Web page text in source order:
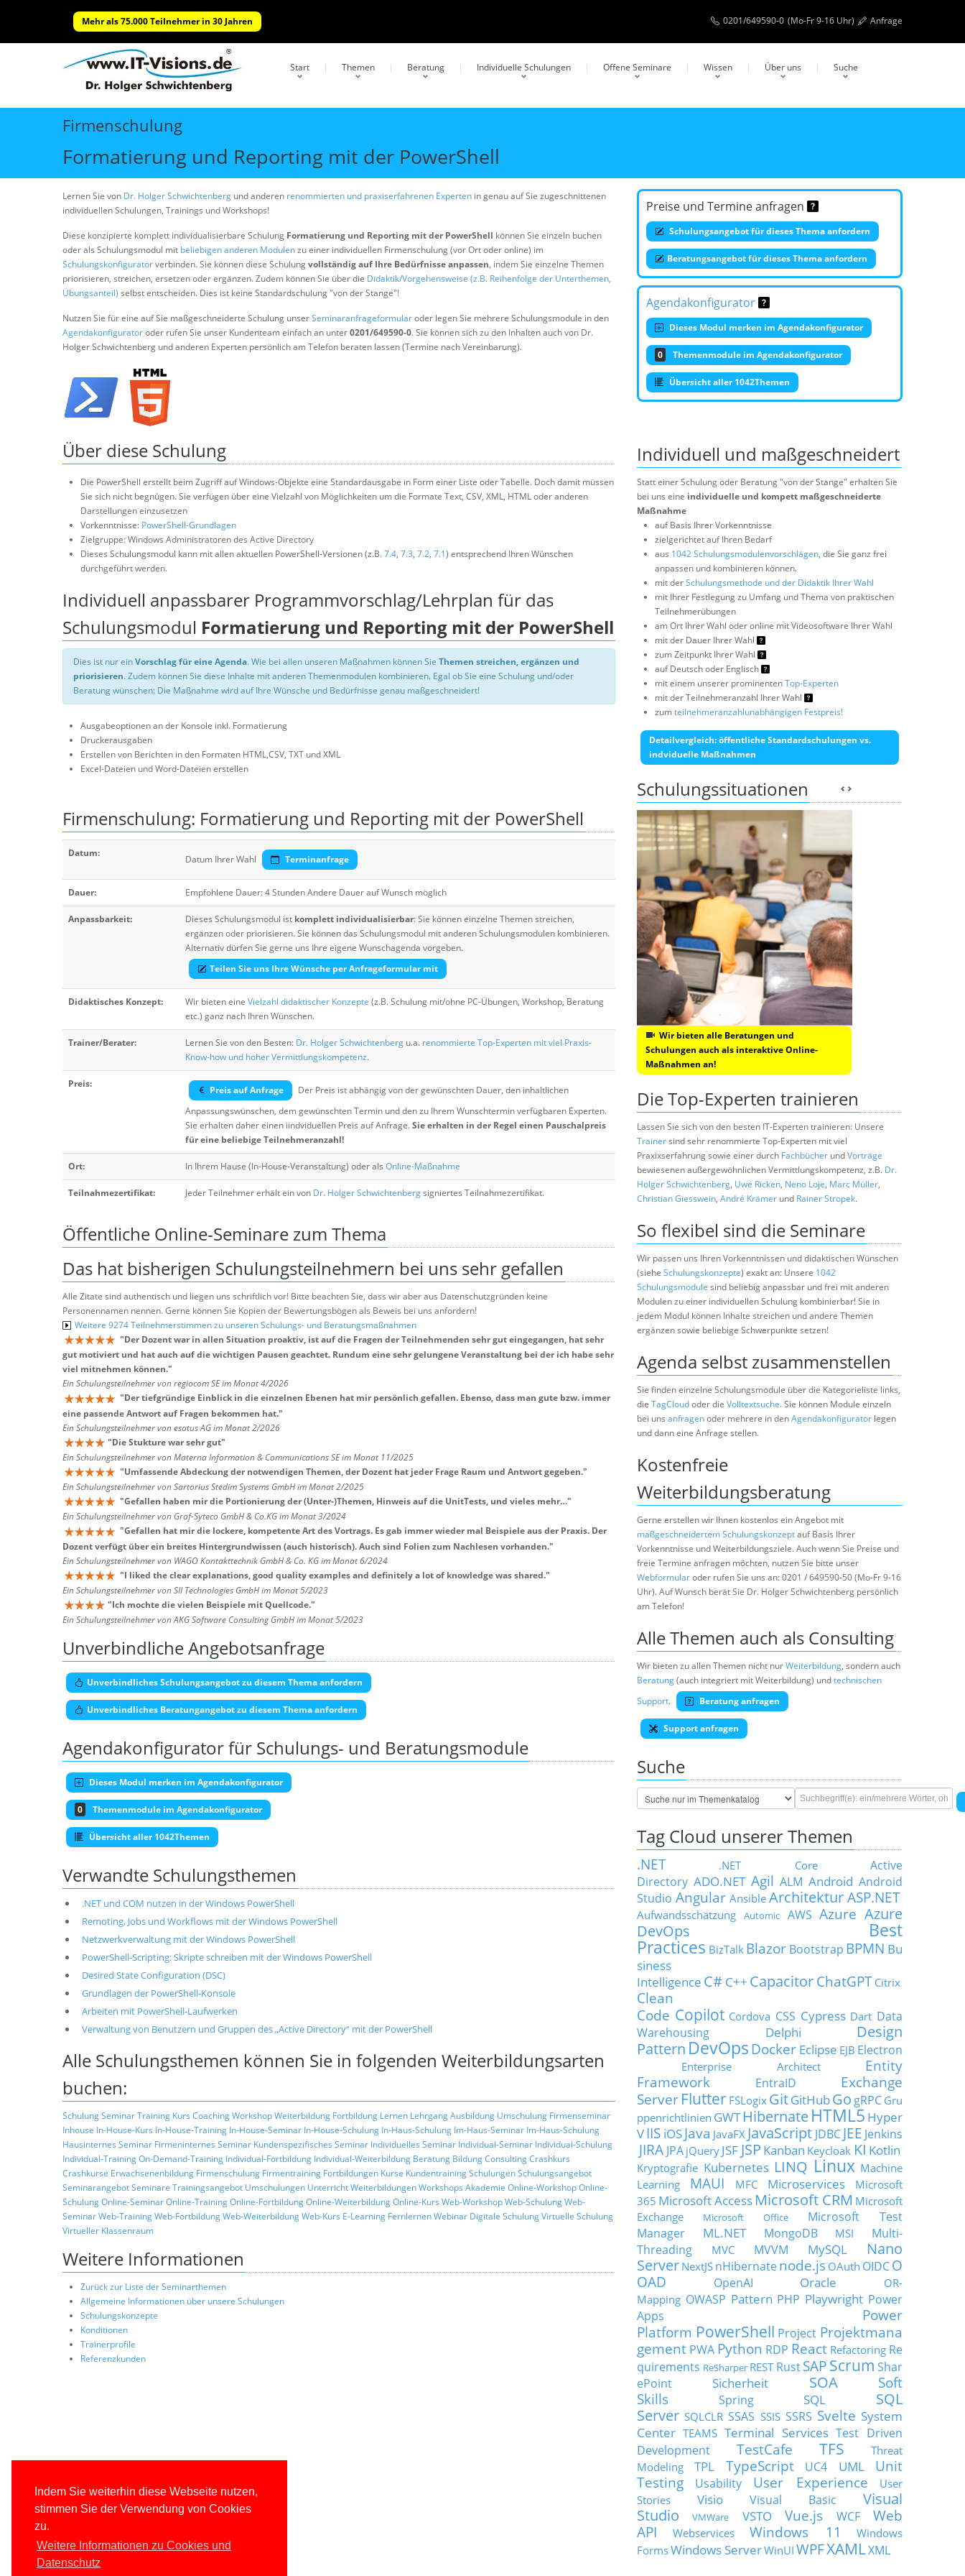
Indem Sie weiterhin diese Webseite nutzen,
stimmen Sie der Verwendung von Cookies
zu.
Weitere Informationen zu Cookies und
Datenschutz
Mehr als 75.000 Teilnehmer in 30 Jahren 0201/649590-0 (Mo-Fr 9-16 Uhr) Anfrage
Start Themen Beratung Individuelle Schulungen Offene Seminare Wissen Über uns Suche
Firmenschulung
Formatierung und Reporting mit der PowerShell
Lernen Sie von Dr. Holger Schwichtenberg und anderen renommierten und praxiserfahrenen Experten in genau auf Sie zugeschnittenen
individuellen Schulungen, Trainings und Workshops!
Diese konzipierte komplett individualisierbare Schulung Formatierung und Reporting mit der PowerShell können Sie einzeln buchen
oder als Schulungsmodul mit beliebigen anderen Modulenzu einer individuellen Firmenschulung (vor Ort oder online) im
Schulungskonfiguratorverbinden. Sie können diese Schulungvollständig auf Ihre Bedürfnisse anpassen, indem Sie einzelne Themen
priorisieren, streichen, ersetzen oder ergänzen. Zudem können Sie über die Didaktik/Vorgehensweise (z.B. Reihenfolge der Unterthemen,
Übungsanteil) selbst entscheiden. Dies ist keine Standardschulung "von der Stange"!
Nutzen Sie für eine auf Sie maßgeschneiderte Schulung unserSeminaranfrageformularoder legen Sie mehrere Schulungsmodule in den
Agendakonfiguratoroder rufen Sie unser Kundenteam einfach an unter0201/649590-0. Sie können sich zu den Inhalten auch von Dr.
Holger Schwichtenberg und anderen Experten persönlich am Telefon beraten lassen (Termine nach Vereinbarung).
Preise und Termine anfragen
Schulungsangebot für dieses Thema anfordern
Beratungsangebot für dieses Thema anfordern
Agendakonfigurator
Dieses Modul merken im Agendakonfigurator
0 Themenmodule im Agendakonfigurator
Übersicht aller 1042Themen
Über diese Schulung
Die PowerShell erstellt beim Zugriff auf Windows-Objekte eine Standardausgabe in Form einer Liste oder Tabelle. Doch damit müssen
Sie sich nicht begnügen. Sie verfügen über eine Vielzahl von Möglichkeiten um die Formate Text, CSV, XML, HTML oder anderen
Darstellungen einzusetzen
Vorkenntnisse: PowerShell-Grundlagen
Zielgruppe: Windows Administratoren des Active Directory
Dieses Schulungsmodul kann mit allen aktuellen PowerShell-Versionen (z.B.7.4, 7.3, 7.2, 7.1) entsprechend Ihren Wünschen
durchgeführt werden.
Individuell anpassbarer Programmvorschlag/Lehrplan für das
Schulungsmodul Formatierung und Reporting mit der PowerShell
Dies ist nur einVorschlag für eine Agenda. Wie bei allen unseren Maßnahmen können Sie Themen streichen, ergänzen und
priorisieren. Zudem können Sie diese Inhalte mit anderen Themenmodulen kombinieren. Egal ob Sie eine Schulung und/oder
Beratung wünschen: Die Maßnahme wird auf Ihre Wünsche und Bedürfnisse genau maßgeschneidert!
Ausgabeoptionen an der Konsole inkl. Formatierung
Druckerausgaben
Erstellen von Berichten in den Formaten HTML,CSV, TXT und XML
Excel-Dateien und Word-Dateien erstellen
Firmenschulung: Formatierung und Reporting mit der PowerShell
Datum:
Datum Ihrer Wahl Terminanfrage
Dauer: Empfohlene Dauer: 4 Stunden Andere Dauer auf Wunsch möglich
Anpassbarkeit: Dieses Schulungsmodul ist komplett individualisierbar: Sie können einzelne Themen streichen,
ergänzen oder priorisieren. Sie können das Schulungsmodul mit anderen Schulungsmodulen kombinieren.
Alternativ dürfen Sie gerne uns Ihre eigene Wunschagenda vorgeben.
Teilen Sie uns Ihre Wünsche per Anfrageformular mit
Didaktisches Konzept: Wir bieten eine Vielzahl didaktischer Konzepte (z.B. Schulung mit/ohne PC-Übungen, Workshop, Beratung
etc.) ganz nach Ihren Wünschen.
Trainer/Berater: Lernen Sie von den Besten: Dr. Holger Schwichtenberg u.a. renommierte Top-Experten mit viel Praxis-
Know-how und hoher Vermittlungskompetenz.
Preis:
Preis auf Anfrage
Der Preis ist abhängig von der gewünschten Dauer, den inhaltlichen
Anpassungswünschen, dem gewünschten Termin und den zu Ihrem Wunschtermin verfügbaren Experten.
Sie erhalten daher einen iindviduellen Preis auf Anfrage.Sie erhalten in der Regel einen Pauschalpreis
für eine beliebige Teilnehmeranzahl!
Ort: In Ihrem Hause (In-House-Veranstaltung) oder als Online-Maßnahme
Teilnahmezertifikat: Jeder Teilnehmer erhält ein von Dr. Holger Schwichtenbergsigniertes Teilnahmezertifikat.
Öffentliche Online-Seminare zum Thema
Das hat bisherigen Schulungsteilnehmern bei uns sehr gefallen
Alle Zitate sind authentisch und liegen uns schriftlich vor! Bitte beachten Sie, dass wir aber aus Datenschutzgründen keine
Personennamen nennen. Gerne können Sie Kopien der Bewertungsbögen als Beweis bei uns anfordern!
Weitere 9274 Teilnehmerstimmen zu unseren Schulungs- und Beratungsmaßnahmen
"Der Dozent war in allen Situation proaktiv, ist auf die Fragen der Teilnehmenden sehr gut eingegangen, hat sehr
gut motiviert und hat auch auf die wichtigen Pausen geachtet. Rundum eine sehr gelungene Veranstaltung bei der ich habe sehr
viel mitnehmen können."
Ein Schulungsteilnehmer von regiocom SE im Monat 4/2026
"Der tiefgründige Einblick in die einzelnen Ebenen hat mir persönlich gefallen. Ebenso, dass man gute bzw. immer
eine passende Antwort auf Fragen bekommen hat."
Ein Schulungsteilnehmer von esatus AG im Monat 2/2026
"Die Stukture war sehr gut"
Ein Schulungsteilnehmer von Materna Information & Communications SE im Monat 11/2025
"Umfassende Abdeckung der notwendigen Themen, der Dozent hat jeder Frage Raum und Antwort gegeben."
Ein Schulungsteilnehmer von Sartorius Stedim Systems GmbH im Monat 2/2025
"Gefallen haben mir die Portionierung der (Unter-)Themen, Hinweis auf die UnitTests, und vieles mehr…"
Ein Schulungsteilnehmer von Graf-Syteco GmbH & Co.KG im Monat 3/2024
"Gefallen hat mir die lockere, kompetente Art des Vortrags. Es gab immer wieder mal Beispiele aus der Praxis. Der
Dozent verfügt über ein breites Hintergrundwissen (auch historisch). Auch sind Folien zum Nachlesen vorhanden."
Ein Schulungsteilnehmer von WAGO Kontakttechnik GmbH & Co. KG im Monat 6/2024
"I liked the clear explanations, good quality examples and definitely a lot of knowledge was shared."
Ein Schulungsteilnehmer von SII Technologies GmbH im Monat 5/2023
"Ich mochte die vielen Beispiele mit Quellcode."
Ein Schulungsteilnehmer von AKG Software Consulting GmbH im Monat 5/2023
Unverbindliche Angebotsanfrage
Unverbindliches Schulungsangebot zu diesem Thema anfordern
Unverbindliches Beratungangebot zu diesem Thema anfordern
Agendakonfigurator für Schulungs- und Beratungsmodule
Dieses Modul merken im Agendakonfigurator
0 Themenmodule im Agendakonfigurator
Übersicht aller 1042Themen
Verwandte Schulungsthemen
.NET und COM nutzen in der Windows PowerShell
Remoting, Jobs und Workflows mit der Windows PowerShell
Netzwerkverwaltung mit der Windows PowerShell
PowerShell-Scripting: Skripte schreiben mit der Windows PowerShell
Desired State Configuration (DSC)
Grundlagen der PowerShell-Konsole
Arbeiten mit PowerShell-Laufwerken
Verwaltung von Benutzern und Gruppen des „Active Directory“ mit der PowerShell
Alle Schulungsthemen können Sie in folgenden Weiterbildungsarten
buchen:
SchulungSeminarTraining Kurs CoachingWorkshopWeiterbildung Fortbildung Lernen LehrgangAusbildung Umschulung Firmenseminar
Inhouse In-House-Kurs In-House-Training In-House-Seminar In-House-Schulung In-Haus-Schulung Im-Haus-Seminar Im-Haus-Schulung
Hausinternes Seminar Firmeninternes Seminar Kundenspezifisches Seminar Individuelles Seminar Individual-Seminar Individual-Schulung
Individual-TrainingOn-Demand-Training Individual-Fortbildung Individual-Weiterbildung Beratung BildungConsultingCrashkurs
Crashkurse Erwachsenenbildung Firmenschulung Firmentraining Fortbildungen Kurse KundentrainingSchulungenSchulungsangebot
SeminarangebotSeminare Trainingsangebot Umschulungen UnterrichtWeiterbildungenWorkshops Akademie Online-WorkshopOnline-
SchulungOnline-SeminarOnline-TrainingOnline-FortbildungOnline-WeiterbildungOnline-Kurs Web-WorkshopWeb-SchulungWeb-
SeminarWeb-TrainingWeb-FortbildungWeb-WeiterbildungWeb-Kurs E-Learning FernlernenWebinar Digitale SchulungVirtuelle Schulung
Virtueller Klassenraum
Weitere Informationen
Zurück zur Liste der Seminarthemen
Allgemeine Informationen über unsere Schulungen
Schulungskonzepte
Konditionen
Trainerprofile
Referenzkunden
Individuell und maßgeschneidert
Statt einer Schulung oder Beratung "von der Stange" erhalten Sie
bei uns eine individuelle und kompett maßgeschneiderte
Maßnahme
auf Basis Ihrer Vorkenntnisse
zielgerichtet auf Ihren Bedarf
aus 1042 Schulungsmodulenvorschlägen, die Sie ganz frei
anpassen und kombinieren können.
mit derSchulungsmethode und der Didaktik Ihrer Wahl
mit Ihrer Festlegung zu Umfang und Thema von praktischen
Teilnehmerübungen
am Ort Ihrer Wahl oder online mit Videosoftware Ihrer Wahl
mit der Dauer Ihrer Wahl
zum Zeitpunkt Ihrer Wahl
auf Deutsch oder Englisch
mit einem unserer prominentenTop-Experten
mit der Teilnehmeranzahl Ihrer Wahl
zumteilnehmeranzahlunabhängigen Festpreis!
Detailvergleich: öffentliche Standardschulungen vs.
indviduelle Maßnahmen
Schulungssituationen
Wir bieten alle Beratungen und
Schulungen auch als interaktive Online-
Maßnahmen an!
Die Top-Experten trainieren
Lassen Sie sich von den besten IT-Experten trainieren: Unsere
Trainersind sehr renommierte Top-Experten mit viel
Praxixserfahrung sowie einer durch Fachbücher undVorträge
bewiesenen außergewöhnlichen Vermittlungskompetenz, z.B. Dr.
Holger Schwichtenberg, Uwe Ricken, Neno Loje, Marc Müller,
Christian Giesswein, André Krämer und Rainer Stropek.
So flexibel sind die Seminare
Wir passen uns Ihren Vorkenntnissen und didaktischen Wünschen
(siehe Schulungskonzepte) exakt an: Unsere 1042
Schulungsmodule sind beliebig anpassbar und frei mit anderen
Modulen zu einer individuellen Schulung kombinierbar! Sie in
jedem Modul können Inhalte streichen und andere Themen
ergänzen sowie beliebige Schwerpunkte setzen!
Agenda selbst zusammenstellen
Sie finden einzelne Schulungsmodule über die Kategorieliste links,
die TagCloudoder die Volltextsuche. Sie können Module einzeln
bei uns anfragenoder mehrere in denAgendakonfigurator legen
und dann eine Anfrage stellen.
Kostenfreie
Weiterbildungsberatung
Gerne erstellen wir Ihnen kostenlos ein Angebot mit
maßgeschneidertem Schulungskonzeptauf Basis Ihrer
Vorkenntnisse und Weiterbildungsziele. Auch wenn Sie Preise und
freie Termine anfragen möchten, nutzen Sie bitte unser
Webformularoder rufen Sie uns an: 0201 / 649590-50 (Mo-Fr 9-16
Uhr). Auf Wunsch berät Sie Dr. Holger Schwichtenberg persönlich
am Telefon!
Alle Themen auch als Consulting
Wir bieten zu allen Themen nicht nurWeiterbildung, sondern auch
Beratung(auch integriert mit Weiterbildung) undtechnischen
Support. Beratung anfragen
Support anfragen
Suche
Tag Cloud unserer Themen
.NET .NET Core
Active
Directory ADO.NET Agil ALM Android Android
Studio Angular Ansible Architektur ASP.NET
Aufwandsschätzung Automic AWS Azure Azure
DevOps
Best
Practices BizTalk Blazor Bootstrap BPMN Bu
siness
Intelligence C# C++ Capacitor ChatGPT Citrix
Clean
Code Copilot Cordova CSS Cypress Dart Data
Warehousing
Delphi
Design
Pattern DevOps Docker Eclipse EJB Electron
Enterprise Architect
Entity
Framework
EntraID
Exchange
Server Flutter FSLogix GitGitHubGo gRPC Gru
ppenrichtlinien GWT HibernateHTML5 Hyper
VIIS iOSJava JavaFX JavaScript JDBC JEE Jenkins
JIRA JPA jQuery JSF JSP Kanban Keycloak KI Kotlin
Kryptografie Kubernetes LINQ Linux Machine
Learning
MAUI MFC Microservices
Microsoft
365 Microsoft Access Microsoft CRM Microsoft
Exchange
Microsoft Office
Microsoft Test
Manager
ML.NET MongoDB MSI
Multi-
Threading
MVC MVVM MySQL
Nano
Server NextJS nHibernatenode.js OAuth OIDCO
OAD
OpenAI Oracle
OR-
Mapping OWASP Pattern PHP Playwright Power
Apps
Power
Platform PowerShell Project Projektmana
gement PWA Python RDP React Refactoring Re
quirements ReSharper REST Rust SAP Scrum Shar
ePoint
Sicherheit SOA
Soft
Skills
Spring SQL
SQL
Server SQLCLR SSAS SSIS SSRS Svelte System
Center TEAMS Terminal Services Test Driven
Development
TestCafe TFS
Threat
Modeling
TPL TypeScript UC4 UML
Unit
Testing
Usability User Experience
User
Stories
Visio Visual Basic
Visual
Studio
VMWare VSTO Vue.js WCF
Web
API
Webservices Windows 11
Windows
FormsWindows ServerWinUI WPFXAMLXML